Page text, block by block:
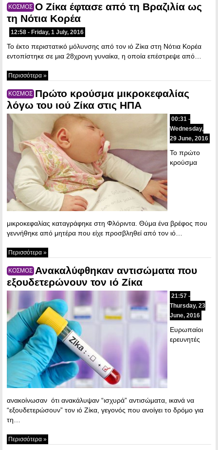
ΚΟΣΜΟΣ Ο Ζίκα έφτασε από τη Βραζιλία ως
τη Νότια Κορέα
12:58 - Friday, 1 July, 2016
Το έκτο περιστατικό μόλυνσης από τον ιό Ζίκα στη Νότια Κορέα
εντοπίστηκε σε μια 28χρονη γυναίκα, η οποία επέστρεψε από…
Περισσότερα »
ΚΟΣΜΟΣ Πρώτο κρούσμα μικροκεφαλίας
λόγω του ιού Ζίκα στις ΗΠΑ
00:31 -
Wednesday,
29 June, 2016
Το πρώτο
κρούσμα
μικροκεφαλίας καταγράφηκε στη Φλόριντα. Θύμα ένα βρέφος που
γεννήθηκε από μητέρα που είχε προσβληθεί από τον ιό…
Περισσότερα »
ΚΟΣΜΟΣ Ανακαλύφθηκαν αντισώματα που
εξουδετερώνουν τον ιό Ζίκα
21:57 -
Thursday, 23
June, 2016
Ευρωπαίοι
ερευνητές
ανακοίνωσαν ότι ανακάλυψαν “ισχυρά” αντισώματα, ικανά να
“εξουδετερώσουν” τον ιό Ζίκα, γεγονός που ανοίγει το δρόμο για
τη…
Περισσότερα »